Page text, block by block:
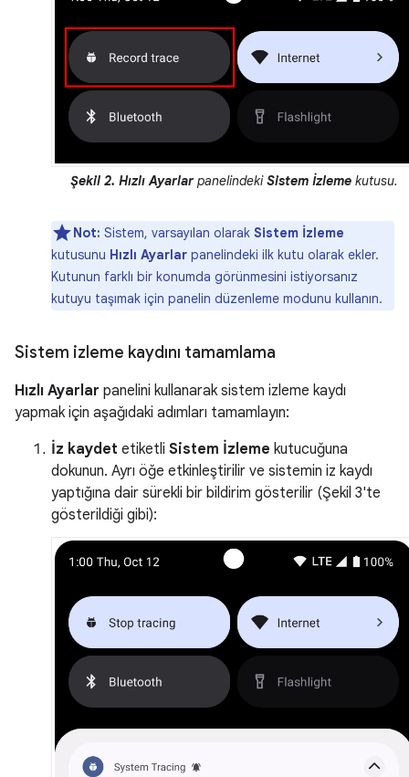
Şekil 2. Hızlı AyarlarpanelindekiSistem İzlemekutusu.
Not: Sistem, varsayılan olarak Sistem İzleme
kutusunu Hızlı Ayarlar panelindeki ilk kutu olarak ekler.
Kutunun farklı bir konumda görünmesini istiyorsanız
kutuyu taşımak için panelin düzenleme modunu kullanın.
Sistem izleme kaydını tamamlama
Hızlı Ayarlar panelini kullanarak sistem izleme kaydı
yapmak için aşağıdaki adımları tamamlayın:
İz kaydet etiketli Sistem İzleme kutucuğuna
dokunun. Ayrı öğe etkinleştirilir ve sistemin iz kaydı
yaptığına dair sürekli bir bildirim gösterilir (Şekil 3'te
gösterildiği gibi):